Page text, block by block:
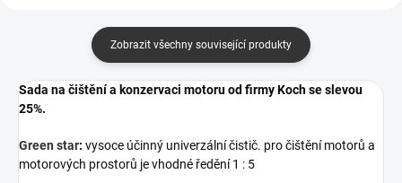
Zobrazit všechny související produkty
Sada na čištění a konzervaci motoru od firmy Koch se slevou
25%.
Green star: vysoce účinný univerzální čistič. pro čištěnímotorů a
motorových prostorů je vhodné ředění 1 : 5